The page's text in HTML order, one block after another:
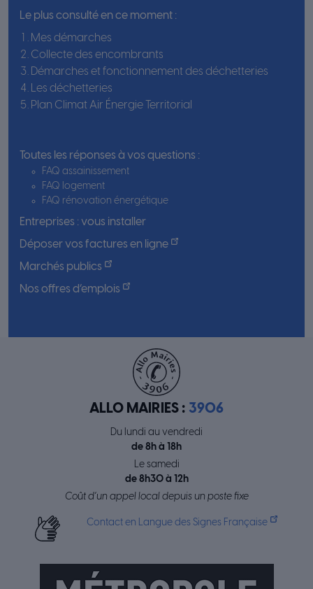
Le plus consulté en ce moment :
Mes démarches
Collecte des encombrants
Démarches et fonctionnement des déchetteries
Les déchetteries
Plan Climat Air Énergie Territorial
Toutes les réponses à vos questions :
FAQ assainissement
FAQ logement
FAQ rénovation énergétique
Entreprises : vous installer
Déposer vos factures en ligne
Marchés publics
Nos offres d’emplois
ALLO MAIRIES : 3906
Du lundi au vendredi
de 8h à 18h
Le samedi
de 8h30 à 12h
Coût d’un appel local depuis un poste fixe
Contact en Langue des Signes Française